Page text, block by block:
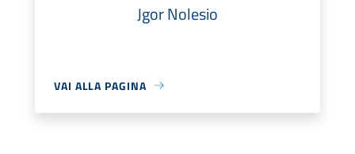
Jgor Nolesio
VAI ALLA PAGINA